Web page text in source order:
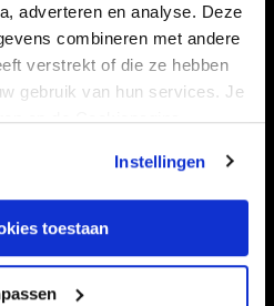
adverteren en analyse. Deze
combineren met andere
verstrekt of die ze hebben
gebruik van hun services. Je
op de Cookiepagina.
Instellingen
toestaan
FOUNDATION
KAARTVERKOOP
BUSINESS